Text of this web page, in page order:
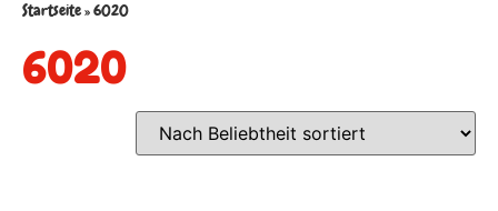
Startseite»6020
6020